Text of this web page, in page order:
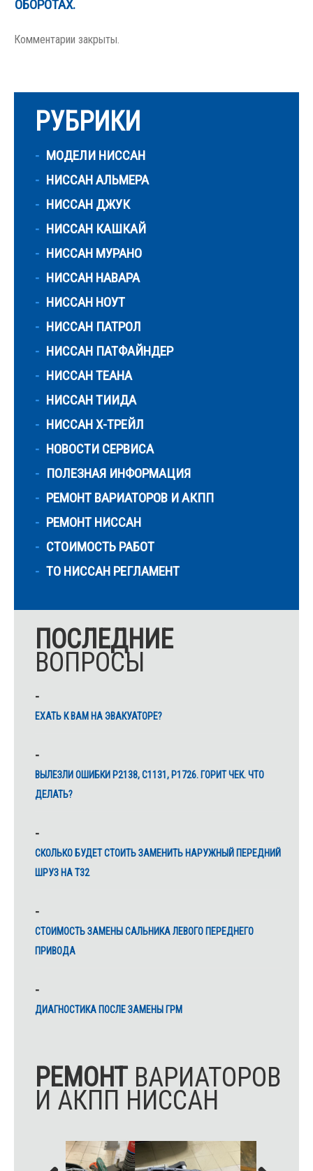
ОБОРОТАХ.
Комментарии закрыты.
РУБРИКИ
МОДЕЛИ НИССАН
НИССАН АЛЬМЕРА
НИССАН ДЖУК
НИССАН КАШКАЙ
НИССАН МУРАНО
НИССАН НАВАРА
НИССАН НОУТ
НИССАН ПАТРОЛ
НИССАН ПАТФАЙНДЕР
НИССАН ТЕАНА
НИССАН ТИИДА
НИССАН Х-ТРЕЙЛ
НОВОСТИ СЕРВИСА
ПОЛЕЗНАЯ ИНФОРМАЦИЯ
РЕМОНТ ВАРИАТОРОВ И АКПП
РЕМОНТ НИССАН
СТОИМОСТЬ РАБОТ
ТО НИССАН РЕГЛАМЕНТ
ПОСЛЕДНИЕ
ВОПРОСЫ
ЕХАТЬ К ВАМ НА ЭВАКУАТОРЕ?
ВЫЛЕЗЛИ ОШИБКИ Р2138, С1131, Р1726. ГОРИТ ЧЕК. ЧТО
ДЕЛАТЬ?
СКОЛЬКО БУДЕТ СТОИТЬ ЗАМЕНИТЬ НАРУЖНЫЙ ПЕРЕДНИЙ
ШРУЗ НА Т32
CТОИМОСТЬ ЗАМЕНЫ САЛЬНИКА ЛЕВОГО ПЕРЕДНЕГО
ПРИВОДА
ДИАГНОСТИКА ПОСЛЕ ЗАМЕНЫ ГРМ
РЕМОНТ ВАРИАТОРОВ
И АКПП НИССАН